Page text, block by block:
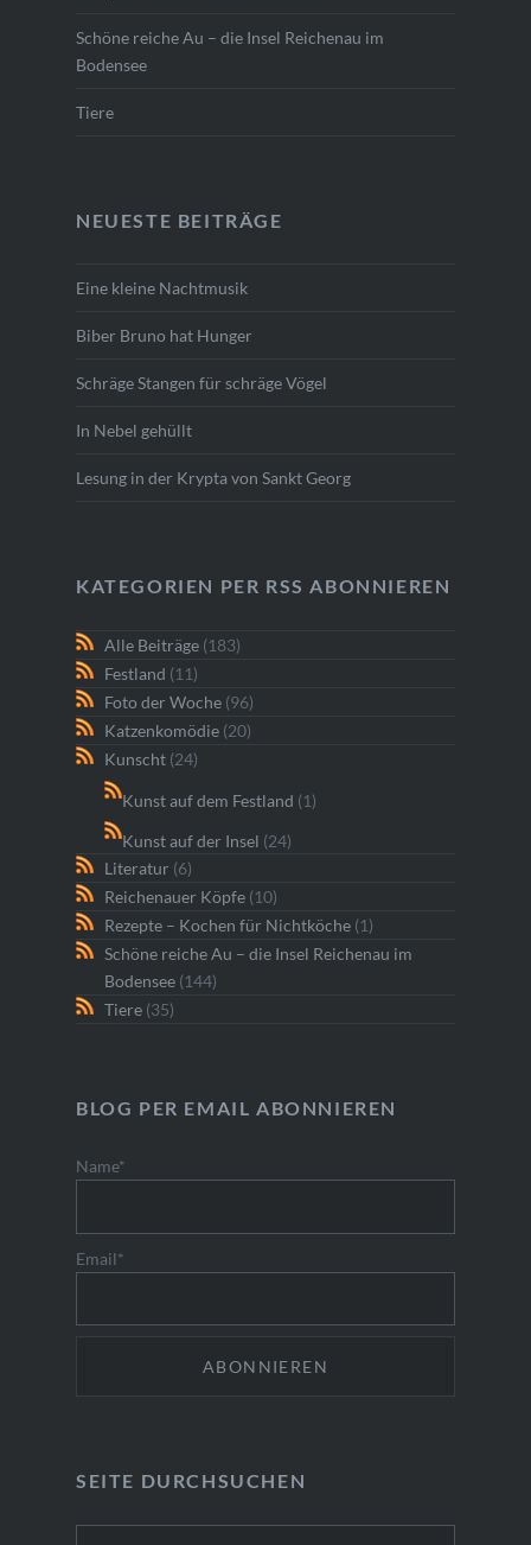
Schöne reiche Au – die Insel Reichenau im
Bodensee
Tiere
NEUESTE BEITRÄGE
Eine kleine Nachtmusik
Biber Bruno hat Hunger
Schräge Stangen für schräge Vögel
In Nebel gehüllt
Lesung in der Krypta von Sankt Georg
KATEGORIEN PER RSS ABONNIEREN
Alle Beiträge(183)
Festland (11)
Foto der Woche(96)
Katzenkomödie(20)
Kunscht(24)
Kunst auf dem Festland (1)
Kunst auf der Insel (24)
Literatur (6)
Reichenauer Köpfe(10)
Rezepte – Kochen für Nichtköche(1)
Schöne reiche Au – die Insel Reichenau im
Bodensee(144)
Tiere(35)
BLOG PER EMAIL ABONNIEREN
Name*
Email*
SEITE DURCHSUCHEN